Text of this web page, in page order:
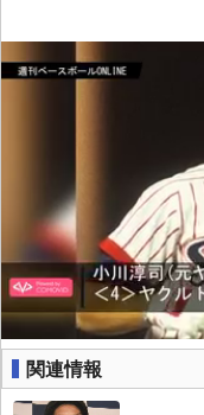
関連情報